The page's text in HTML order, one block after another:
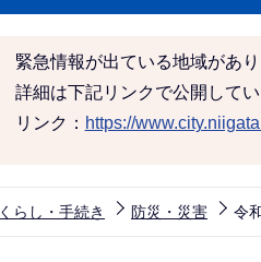
緊急情報が出ている地域があり
詳細は下記リンクで公開してい
リンク： https://
くらし・手続き 防災・災害 令